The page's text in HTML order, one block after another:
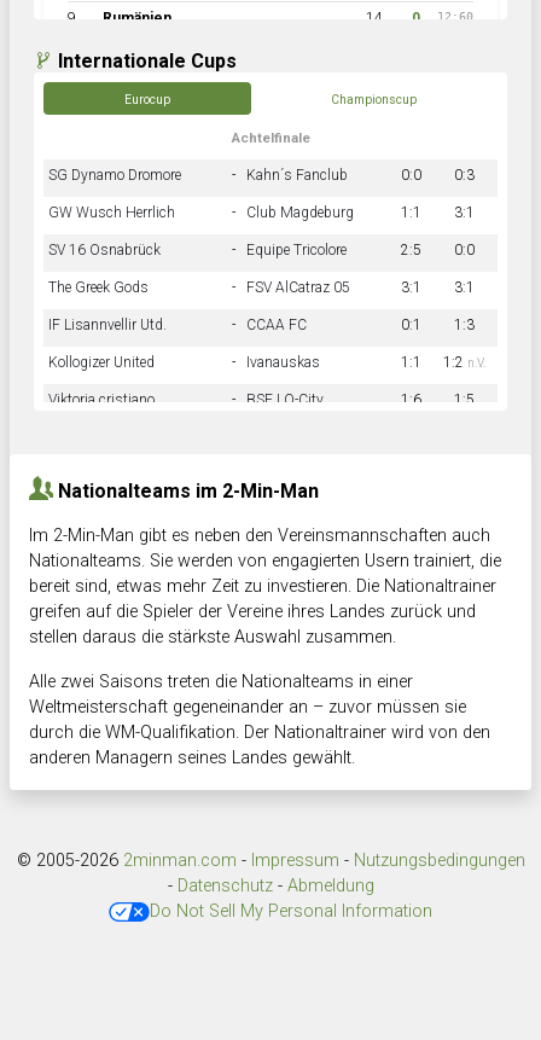
9 Rumänien 14 0 12:60
Internationale Cups
Eurocup Championscup
Achtelfinale
SG Dynamo Dromore - Kahn´s Fanclub 0:0 0:3
GW Wusch Herrlich - Club Magdeburg 1:1 3:1
SV 16 Osnabrück - Equipe Tricolore 2:5 0:0
The Greek Gods - FSV AlCatraz 05 3:1 3:1
IF Lisannvellir Utd. - CCAA FC 0:1 1:3
Kollogizer United - Ivanauskas 1:1 1:2 n.V.
Viktoria cristiano - BSF LO-City 1:6 1:5
Nationalteams im 2-Min-Man
Im 2-Min-Man gibt es neben den Vereinsmannschaften auch
Nationalteams. Sie werden von engagierten Usern trainiert, die
bereit sind, etwas mehr Zeit zu investieren. Die Nationaltrainer
greifen auf die Spieler der Vereine ihres Landes zurück und
stellen daraus die stärkste Auswahl zusammen.
Alle zwei Saisons treten die Nationalteams in einer
Weltmeisterschaft gegeneinander an – zuvor müssen sie
durch die WM-Qualifikation. Der Nationaltrainer wird von den
anderen Managern seines Landes gewählt.
© 2005-2026 2minman.com - Impressum - Nutzungsbedingungen
- Datenschutz- Abmeldung
Do Not Sell My Personal Information